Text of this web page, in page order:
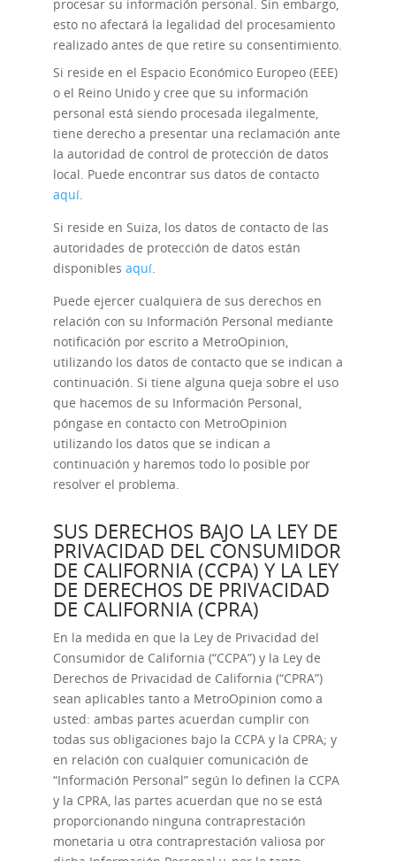
procesar su información personal. Sin embargo,
esto no afectará la legalidad del procesamiento
realizado antes de que retire su consentimiento.
Si reside en el Espacio Económico Europeo (EEE)
o el Reino Unido y cree que su información
personal está siendo procesada ilegalmente,
tiene derecho a presentar una reclamación ante
la autoridad de control de protección de datos
local. Puede encontrar sus datos de contacto
aquí.
Si reside en Suiza, los datos de contacto de las
autoridades de protección de datos están
disponibles aquí.
Puede ejercer cualquiera de sus derechos en
relación con su Información Personal mediante
notificación por escrito a MetroOpinion,
utilizando los datos de contacto que se indican a
continuación. Si tiene alguna queja sobre el uso
que hacemos de su Información Personal,
póngase en contacto con MetroOpinion
utilizando los datos que se indican a
continuación y haremos todo lo posible por
resolver el problema.
SUS DERECHOS BAJO LA LEY DE
PRIVACIDAD DEL CONSUMIDOR
DE CALIFORNIA (CCPA) Y LA LEY
DE DERECHOS DE PRIVACIDAD
DE CALIFORNIA (CPRA)
En la medida en que la Ley de Privacidad del
Consumidor de California (“CCPA”) y la Ley de
Derechos de Privacidad de California (“CPRA”)
sean aplicables tanto a MetroOpinion como a
usted: ambas partes acuerdan cumplir con
todas sus obligaciones bajo la CCPA y la CPRA; y
en relación con cualquier comunicación de
“Información Personal” según lo definen la CCPA
y la CPRA, las partes acuerdan que no se está
proporcionando ninguna contraprestación
monetaria u otra contraprestación valiosa por